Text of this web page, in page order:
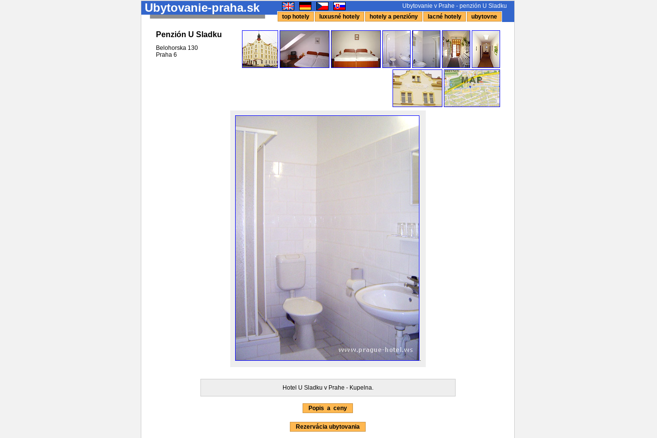
Ubytovanie-praha.sk
Ubytovanie v Prahe - penzión U Sladku
top hotely
luxusné hotely hotely a penzióny lacné hotely ubytovne
Penzión U Sladku
Belohorska 130
Praha 6
.
Hotel U Sladku v Prahe - Kupelna.
Popis a ceny
Rezervácia ubytovania